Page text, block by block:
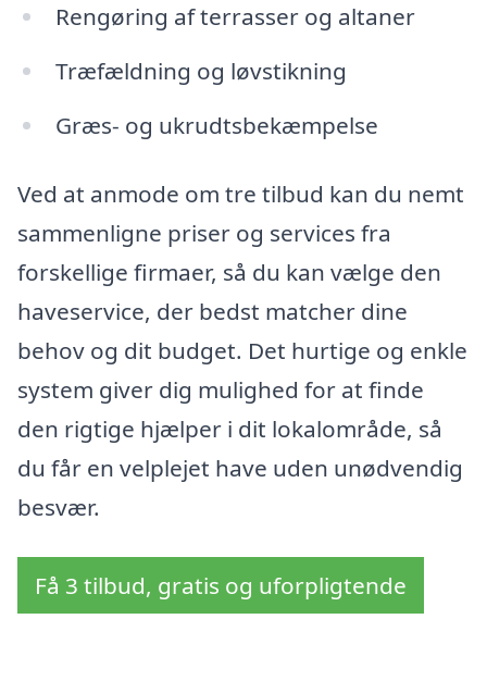
Rengøring af terrasser og altaner
Træfældning og løvstikning
Græs- og ukrudtsbekæmpelse
Ved at anmode om tre tilbud kan du nemt
sammenligne priser og services fra
forskellige firmaer, så du kan vælge den
haveservice, der bedst matcher dine
behov og dit budget. Det hurtige og enkle
system giver dig mulighed for at finde
den rigtige hjælper i dit lokalområde, så
du får en velplejet have uden unødvendig
besvær.
Få 3 tilbud, gratis og uforpligtende